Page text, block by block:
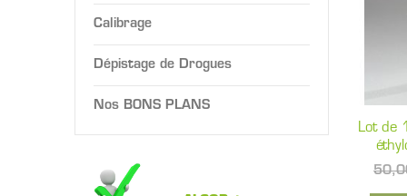
Calibrage
Dépistage de Drogues
Nos BONS PLANS
Lot de